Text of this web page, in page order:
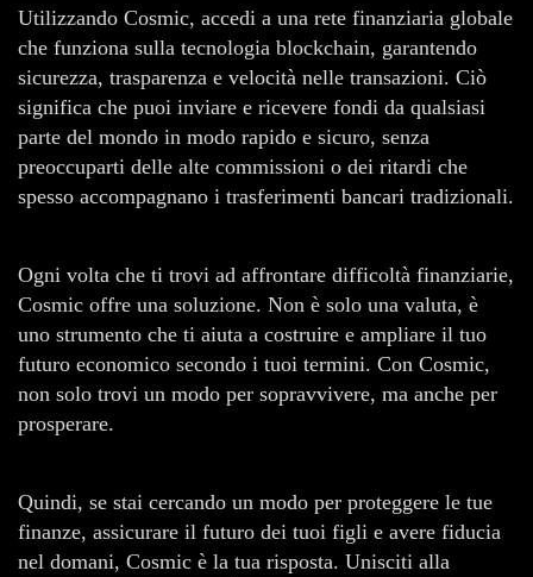
Utilizzando Cosmic, accedi a una rete finanziaria globale
che funziona sulla tecnologia blockchain, garantendo
sicurezza, trasparenza e velocità nelle transazioni. Ciò
significa che puoi inviare e ricevere fondi da qualsiasi
parte del mondo in modo rapido e sicuro, senza
preoccuparti delle alte commissioni o dei ritardi che
spesso accompagnano i trasferimenti bancari tradizionali.
Ogni volta che ti trovi ad affrontare difficoltà finanziarie,
Cosmic offre una soluzione. Non è solo una valuta, è
uno strumento che ti aiuta a costruire e ampliare il tuo
futuro economico secondo i tuoi termini. Con Cosmic,
non solo trovi un modo per sopravvivere, ma anche per
prosperare.
Quindi, se stai cercando un modo per proteggere le tue
finanze, assicurare il futuro dei tuoi figli e avere fiducia
nel domani, Cosmic è la tua risposta. Unisciti alla